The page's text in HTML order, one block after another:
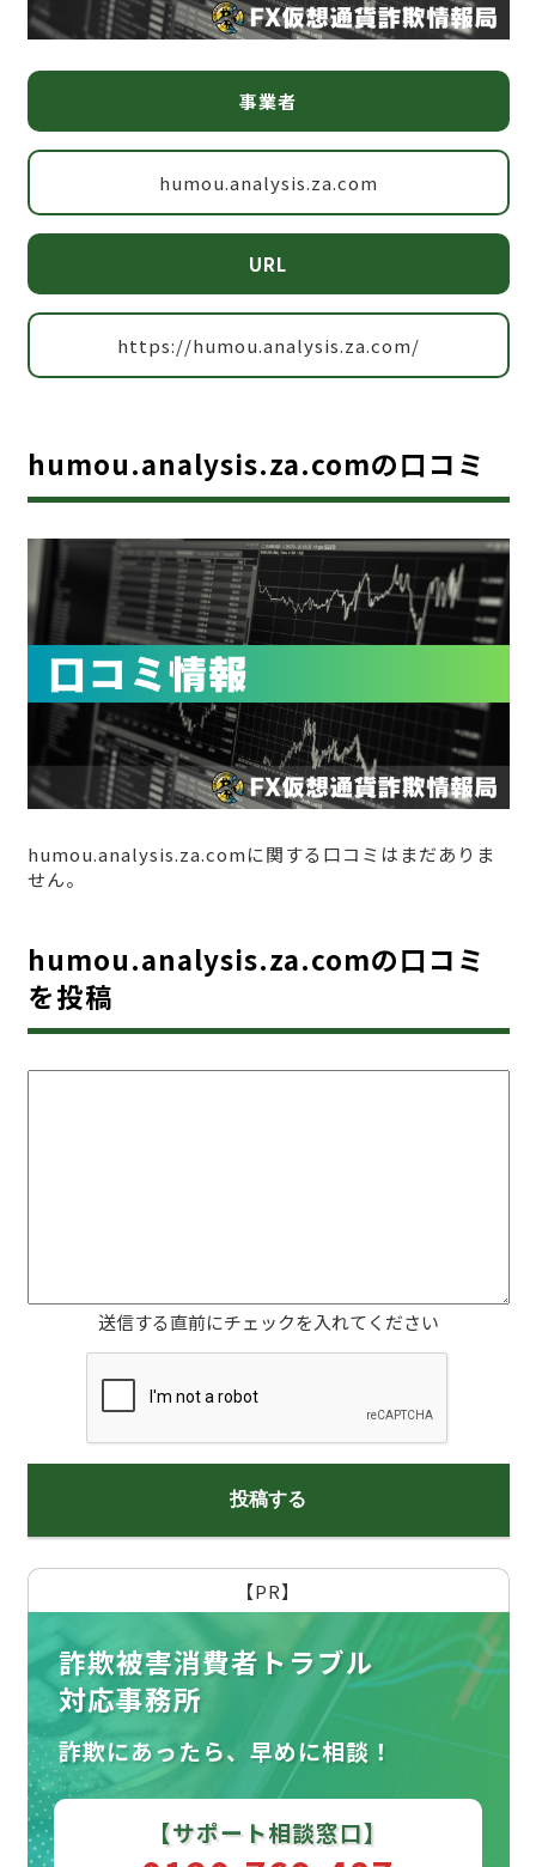
事業者
humou.analysis.za.com
URL
https://humou.analysis.za.com/
humou.analysis.za.comの口コミ
humou.analysis.za.comに関する口コミはまだありま
せん。
humou.analysis.za.comの口コミ
を投稿
送信する直前にチェックを入れてください
【PR】
詐欺被害消費者トラブル
対応事務所
詐欺にあったら、早めに相談！
【サポート相談窓口】